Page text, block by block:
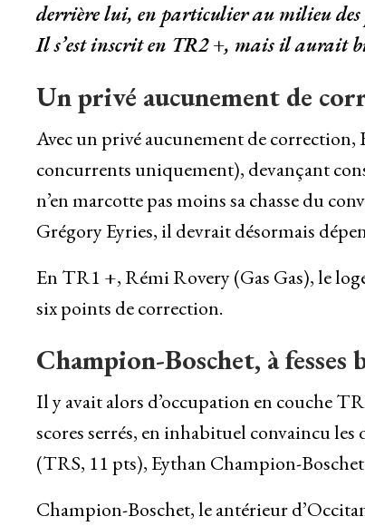
derrière lui, en particulier au milieu des
Il s’est inscrit en TR2 +, mais il aurait
Un privé aucunement de
Avec un privé aucunement de correction,
concurrents uniquement), devançant
n’en marcotte pas moins sa chasse du
Grégory Eyries, il devrait désormais
En TR1 +, Rémi Rovery (Gas Gas), le
six points de correction.
Champion-Boschet, à fesses
Il y avait alors d’occupation en couche
scores serrés, en inhabituel convaincu
(TRS, 11 pts), Eythan Champion-
Champion-Boschet, le antérieur